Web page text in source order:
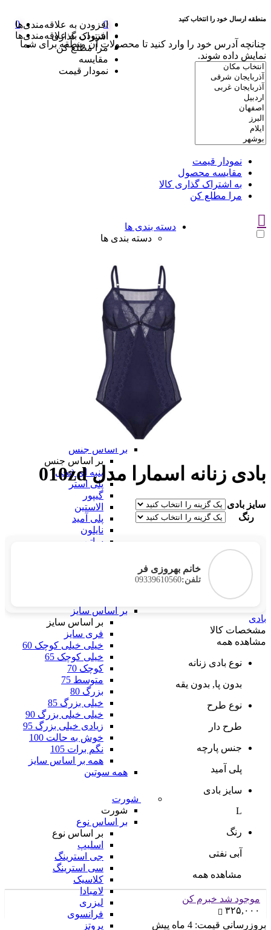
منطقه ارسال خود را انتخاب کنید
چنانچه آدرس خود را وارد کنید تا محصولات آن منطقه برای شما
نمایش داده شوند.
نمودار قیمت
مقایسه محصول
به اشتراک گذاری کالا
مرا مطلع کن
0
افزودن به علاقه‌مندی‌ها
0
دسته بندی ها
دسته بندی ها
سوتین
سوتین
بر اساس نوع
بر اساس نوع
کامل
نیم تنه
قفسه ای
برالت
تراینگل
پلانج
بر اساس جنس
بر اساس جنس
پنبه ای (نخی)
پلی استر
گیپور
الاستین
پلی آمید
نایلون
ساتن
بر اساس سایز
بر اساس سایز
فری سایز
خیلی خیلی کوچک 60
خیلی کوچک 65
کوچک 70
متوسط 75
بزرگ 80
خیلی بزرگ 85
خیلی خیلی بزرگ 90
زیادی خیلی بزرگ 95
خوش به حالت 100
نگم برات 105
همه بر اساس سایز
همه سوتین
شورت
شورت
بر اساس نوع
بر اساس نوع
اسلیپ
جی استرینگ
سی استرینگ
کلاسیک
لامبادا
لیزری
فرانسوی
پروتز
افزودن به علاقه‌مندی‌ها
اشتراک گذاری
مرا مطلع کن
مقایسه
نمودار قیمت
بادی زنانه اسمارا مدل 010zd
سایز بادی
رنگ
خانم بهروزی فر
تلفن:09339610560
بادی
مشخصات کالا
مشاهده همه
نوع بادی زنانه
بدون پا, بدون یقه
نوع طرح
طرح دار
جنس پارچه
پلی آمید
سایز بادی
L
رنگ
آبی نفتی
مشاهده همه
موجود شد خبرم کن
۳۲۵,۰۰۰
بروزرسانی قیمت: 4 ماه پیش